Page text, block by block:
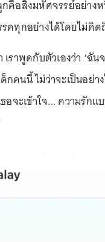
คือสิ่งมหัศจรรย์อย่าง
คทุกอย่างได้โดยไม่คิด
ราพูดกับตัวเองว่า ‘ฉั
คนนี้ ไม่ว่าจะเป็นอย่าง
จะเข้าใจ... ความรัก